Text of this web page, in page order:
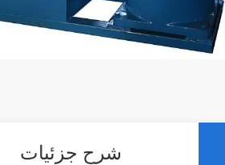
شرح جزئیات